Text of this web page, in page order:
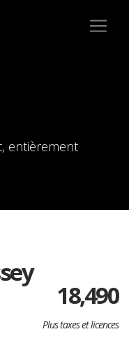
entièrement
18,490
Plus taxes et licences